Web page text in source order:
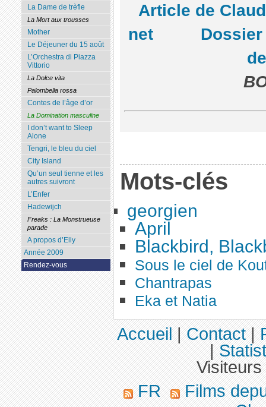
Article de
net
Mots-clés
georgien
April
Blackbird,
Sous le ciel de
Chantrapas
Eka et Natia
La Dame de trèfle
La Mort aux trousses
Mother
Le Déjeuner du 15 août
L’Orchestra di Piazza
Vittorio
La Dolce vita
Palombella rossa
Contes de l’âge d’or
La Domination masculine
I don’t want to Sleep
Alone
Tengri, le bleu du ciel
City Island
Qu’un seul tienne et les
autres suivront
L’Enfer
Hadewijch
Freaks : La Monstrueuse
parade
A propos d’Elly
Année 2009
Rendez-vous
Accueil|Contact|
|
FR
Films